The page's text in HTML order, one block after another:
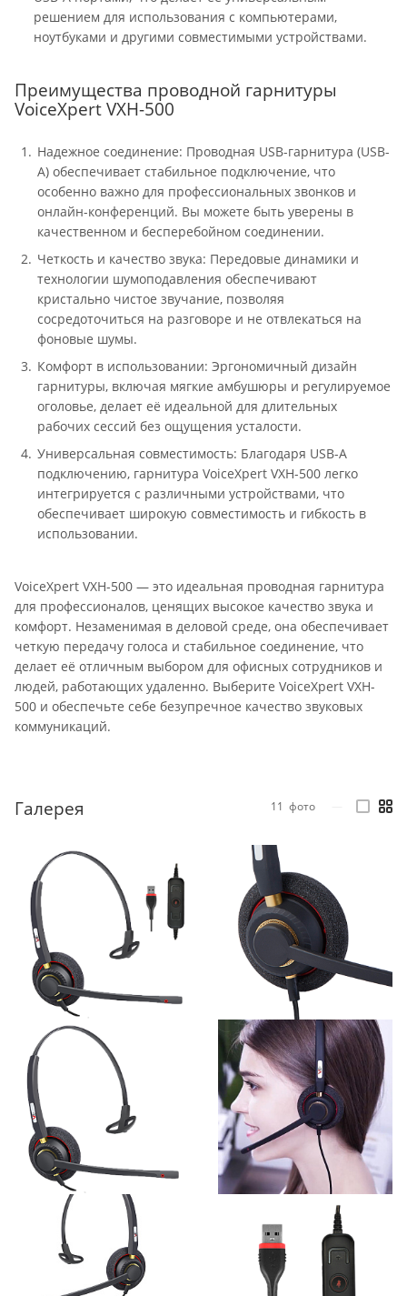
решением для использования с компьютерами,
ноутбуками и другими совместимыми устройствами.
Преимущества проводной гарнитуры
VoiceXpert VXH-500
Надежное соединение: Проводная USB-гарнитура (USB-
A) обеспечивает стабильное подключение, что
особенно важно для профессиональных звонков и
онлайн-конференций. Вы можете быть уверены в
качественном и бесперебойном соединении.
Четкость и качество звука: Передовые динамики и
технологии шумоподавления обеспечивают
кристально чистое звучание, позволяя
сосредоточиться на разговоре и не отвлекаться на
фоновые шумы.
Комфорт в использовании: Эргономичный дизайн
гарнитуры, включая мягкие амбушюры и регулируемое
оголовье, делает её идеальной для длительных
рабочих сессий без ощущения усталости.
Универсальная совместимость: Благодаря USB-A
подключению, гарнитура VoiceXpert VXH-500 легко
интегрируется с различными устройствами, что
обеспечивает широкую совместимость и гибкость в
использовании.
VoiceXpert VXH-500 — это идеальная проводная гарнитура
для профессионалов, ценящих высокое качество звука и
комфорт. Незаменимая в деловой среде, она обеспечивает
четкую передачу голоса и стабильное соединение, что
делает её отличным выбором для офисных сотрудников и
людей, работающих удаленно. Выберите VoiceXpert VXH-
500 и обеспечьте себе безупречное качество звуковых
коммуникаций.
Галерея 11 фото